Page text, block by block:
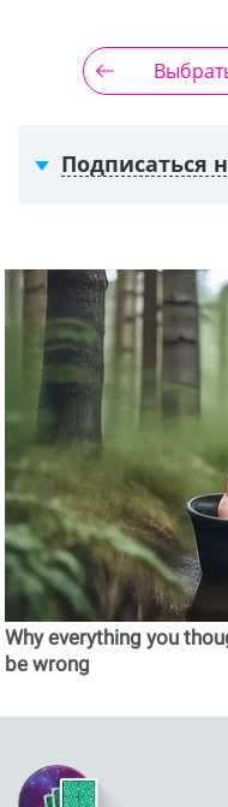
Подписаться
Why everything you
be wrong